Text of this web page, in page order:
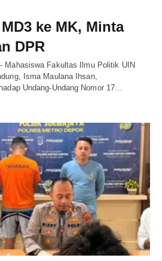
ke MK, Minta
DPR
Mahasiswa Fakultas Ilmu Politik UIN
Isma Maulana Ihsan,
Undang-Undang Nomor 17…